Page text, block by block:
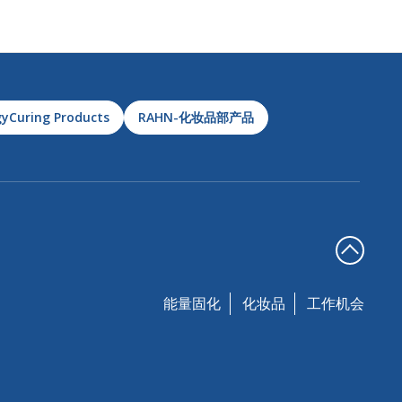
Products RAHN-化妆品部产品
能量固化 化妆品 工作机会